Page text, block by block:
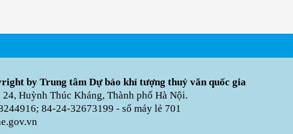
by Trung tâm Dự báo khí tượng thuỷ văn quốc gia
Huỳnh Thúc Kháng, Thành phố Hà Nội.
84-24-32673199 - số máy lẻ 701